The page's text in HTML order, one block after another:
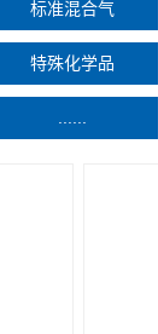
标准混合气
特殊化学品
......